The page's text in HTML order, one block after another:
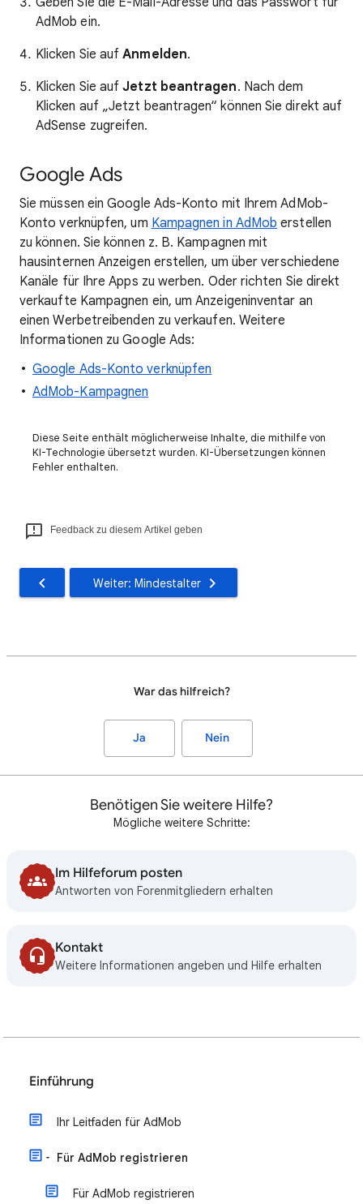
AdMob ein.
Klicken Sie aufAnmelden.
Klicken Sie aufJetzt beantragen. Nach dem
Klicken auf „Jetzt beantragen“ können Sie direkt auf
AdSense zugreifen.
Google Ads
Sie müssen ein Google Ads-Konto mit Ihrem AdMob-
Konto verknüpfen, um Kampagnen in AdMob erstellen
zu können. Sie können z. B. Kampagnen mit
hausinternen Anzeigen erstellen, um über verschiedene
Kanäle für Ihre Apps zu werben. Oder richten Sie direkt
verkaufte Kampagnen ein, um Anzeigeninventar an
einen Werbetreibenden zu verkaufen. Weitere
Informationen zu Google Ads:
Google Ads-Konto verknüpfen
AdMob-Kampagnen
Diese Seite enthält möglicherweise Inhalte, die mithilfe von
KI-Technologie übersetzt wurden. KI-Übersetzungen können
Fehler enthalten.
Feedback zu diesem Artikel geben
Weiter: Mindestalter
War das hilfreich?
Ja Nein
Benötigen Sie weitere Hilfe?
Mögliche weitere Schritte:
Im Hilfeforum posten
Antworten von Forenmitgliedern erhalten
Kontakt
Weitere Informationen angeben und Hilfe erhalten
Einführung
Ihr Leitfaden für AdMob
Für AdMob registrieren
Für AdMob registrieren